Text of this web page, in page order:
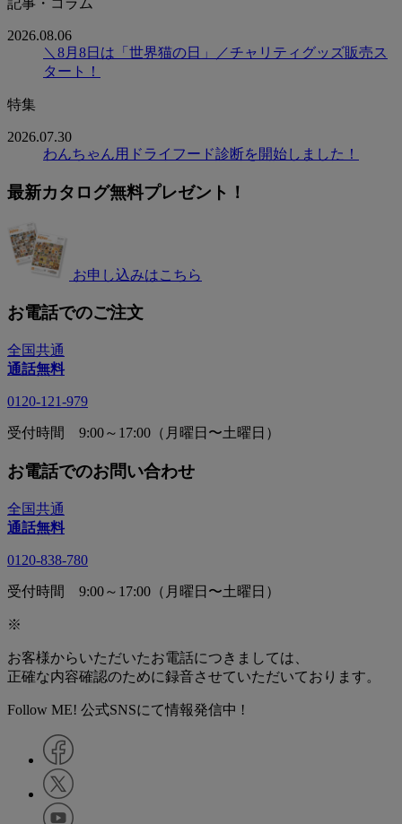
記事・コラム
2026.08.06
＼8月8日は「世界猫の日」／チャリティグッズ販売ス
タート！
特集
2026.07.30
わんちゃん用ドライフード診断を開始しました！
最新カタログ無料プレゼント！
お申し込みはこちら
お電話でのご注文
全国共通
通話無料
0120-121-979
受付時間 9:00～17:00（月曜日〜土曜日）
お電話でのお問い合わせ
全国共通
通話無料
0120-838-780
受付時間 9:00～17:00（月曜日〜土曜日）
※
お客様からいただいたお電話につきましては、
正確な内容確認のために録音させていただいております。
Follow ME! 公式SNSにて情報発信中 !